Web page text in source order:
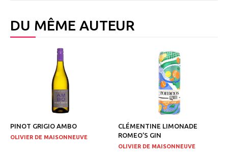
DU MÊME AUTEUR
PINOT GRIGIO AMBO
OLIVIER DE MAISONNEUVE
CLÉMENTINE LIMONADE
ROMEO’S GIN
OLIVIER DE MAISONNEUVE